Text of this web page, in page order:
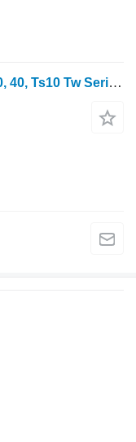
Гидрораспределитель Ford 10, 30, 40, Ts10 Tw Series, Single Hydraulic Spool Valve Assy 81 81864873 для трактора колесного